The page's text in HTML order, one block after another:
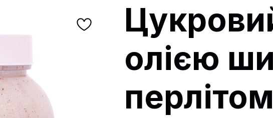
олією ши
перлітом